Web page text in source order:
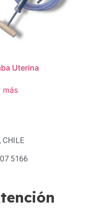
Uterina
más
CHILE
5166